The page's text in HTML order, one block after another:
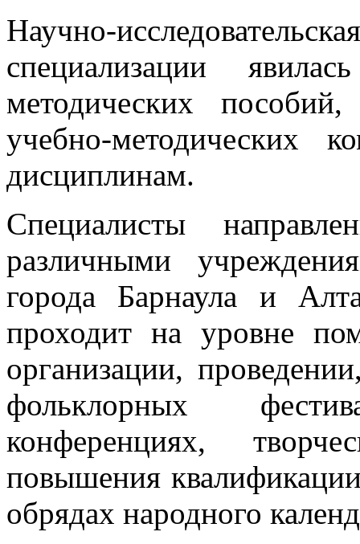
Научно-
специализации
методических
учебно-методических
дисциплинам.
Специалисты
различными
города Барнаула и
проходит на уровне
организации,
фольклорных
конференциях,
повышения
обрядах народного